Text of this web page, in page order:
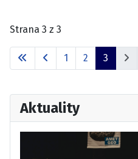
Strana 3 z 3
1 2 3
Aktuality